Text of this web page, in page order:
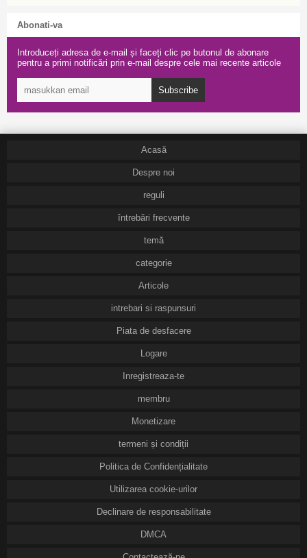
Abonati-va
Introduceți adresa de e-mail și faceți clic pe butonul de abonare
pentru a primi notificări prin e-mail despre cele mai recente articole
Subscribe
Acasă
Despre noi
reguli
întrebări frecvente
temă
categorie
Articole
intrebari si raspunsuri
Piata de desfacere
Logare
Inregistreaza-te
membru
Monetizare
termeni și condiții
Politica de Confidențialitate
Utilizarea cookie-urilor
Declinare de responsabilitate
DMCA